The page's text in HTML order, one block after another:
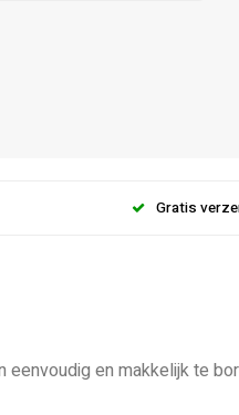
Gratis
en makkelijk te